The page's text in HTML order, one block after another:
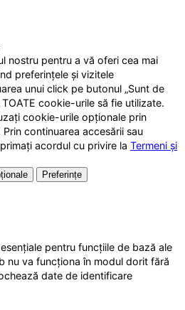
nostru pentru a vă oferi cea mai
preferințele și vizitele
unui click pe butonul „Sunt de
cookie-urile să fie utilizate.
cookie-urile opționale prin
Prin continuarea accesării sau
acordul cu privire la Termeni și
Preferințe
pentru funcțiile de bază ale
nu va funcționa în modul dorit fără
date de identificare